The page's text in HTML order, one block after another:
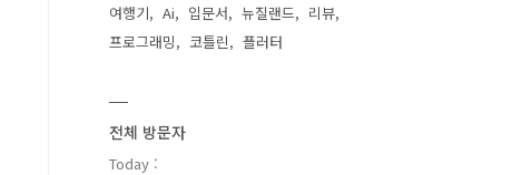
여행기
Ai 입문서 뉴질랜드
리뷰
프로그래밍
코틀린 플러터
전체 방문자
Today :